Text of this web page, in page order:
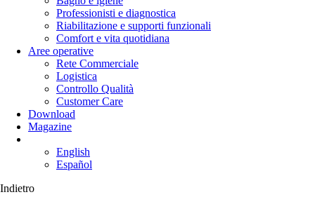
Professionisti e diagnostica
Riabilitazione e supporti funzionali
Comfort e vita quotidiana
Aree operative
Rete Commerciale
Logistica
Controllo Qualità
Customer Care
Download
Magazine
English
Español
Indietro